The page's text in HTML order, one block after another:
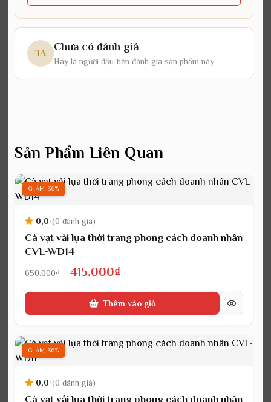
TA
Chưa có đánh giá
Hãy là người đầu tiên đánh giá sản phẩm này.
Sản Phẩm Liên Quan
GIẢM 36%
0,0•(0 đánh giá)
Cà vạt vải lụa thời trang phong cách doanh nhân
CVL-WD14
650.000₫
Giá
gốc
415.000₫Giá
hiện
tại
415.000₫.
Thêm vào giỏ
GIẢM 36%
0,0•(0 đánh giá)
Cà vạt vải lụa thời trang phong cách doanh nhân